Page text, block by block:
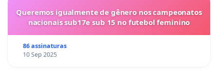
Queremos igualmente de gênero nos campeonatos
nacionais sub17e sub 15 no futebol feminino
86 assinaturas
10 Sep 2025